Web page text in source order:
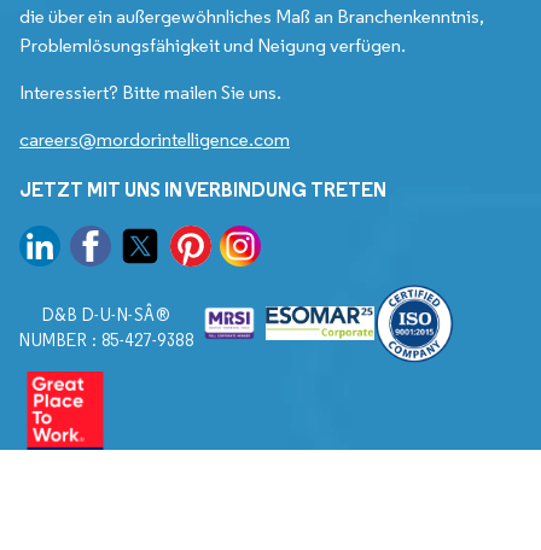
die über ein außergewöhnliches Maß an Branchenkenntnis,
Problemlösungsfähigkeit und Neigung verfügen.
Interessiert? Bitte mailen Sie uns.
careers@mordorintelligence.com
JETZT MIT UNS IN VERBINDUNG TRETEN
D&B D-U-N-SÂ®
NUMBER : 85-427-9388